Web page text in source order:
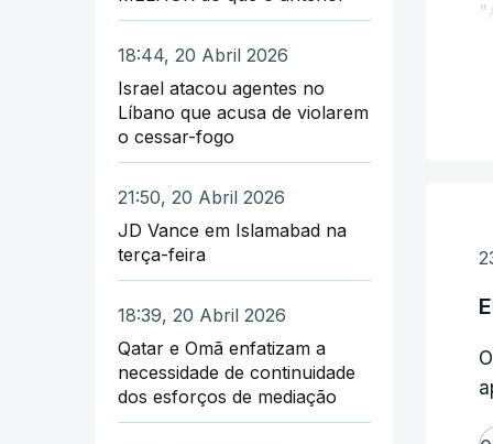
18:44, 20 Abril 2026
Israel atacou agentes no
Líbano que acusa de violarem
o cessar-fogo
21:50, 20 Abril 2026
JD Vance em Islamabad na
terça-feira
18:39, 20 Abril 2026
Qatar e Omã enfatizam a
necessidade de continuidade
dos esforços de mediação